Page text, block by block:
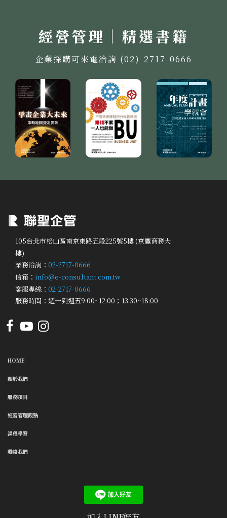
經營管理｜精選書籍
企業採購可來電洽詢 (02)-2717-0666
105台北市松山區南京東路五段225號5樓 (京鷹商務大
樓)
業務洽詢： 02-2717-0666
信箱： info@e-consultant.com.tw
客服專線： 02-2717-0666
服務時間：週一到週五9:00~12:00；13:30~18:00
HOME
關於我們
服務項目
經營管理觀點
課程學習
聯絡我們